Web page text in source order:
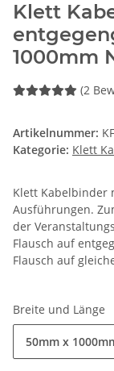
Klett
1000mm
(2
Artikelnummer:
Kategorie: Klett
Klett Kabelbinder
Ausführungen.
der
Flausch auf
Flausch auf
Breite und Länge
50mm x